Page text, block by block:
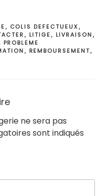
, COLIS DEFECTUEUX,
, LITIGE, LIVRAISON,
PROBLEME
, REMBOURSEMENT,
ne sera pas
sont indiqués